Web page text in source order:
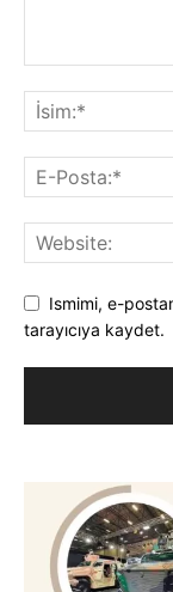
Ismimi, e-
tarayıcıya kaydet.